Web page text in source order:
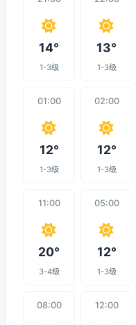
14°
1-3级
13°
1-3级
01:00
12°
1-3级
02:00
12°
1-3级
11:00
20°
3-4级
05:00
12°
1-3级
08:00 12:00